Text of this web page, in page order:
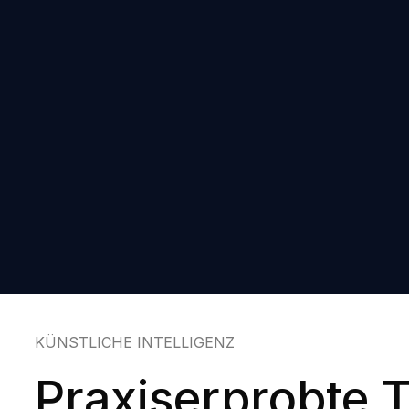
KÜNSTLICHE INTELLIGENZ